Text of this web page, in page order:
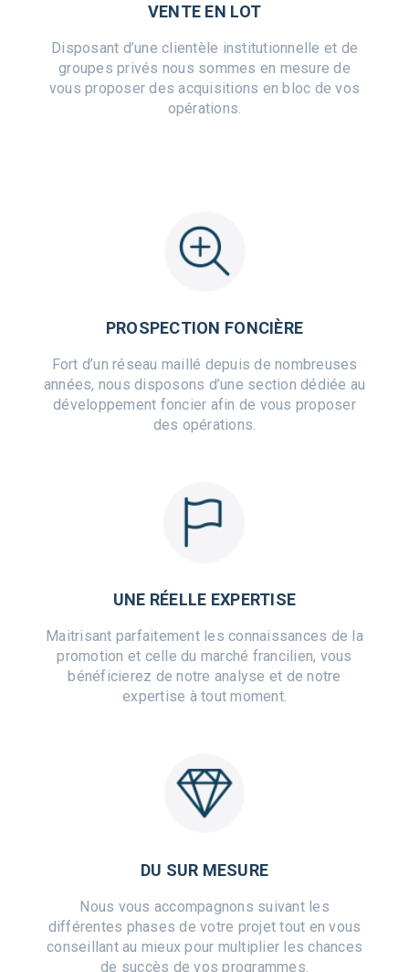
VENTE EN LOT
Disposant d’une clientèle institutionnelle et de
groupes privés nous sommes en mesure de
vous proposer des acquisitions en bloc de vos
opérations.
PROSPECTION FONCIÈRE
Fort d’un réseau maillé depuis de nombreuses
années, nous disposons d’une section dédiée au
développement foncier afin de vous proposer
des opérations.
UNE RÉELLE EXPERTISE
Maitrisant parfaitement les connaissances de la
promotion et celle du marché francilien, vous
bénéficierez de notre analyse et de notre
expertise à tout moment.
DU SUR MESURE
Nous vous accompagnons suivant les
différentes phases de votre projet tout en vous
conseillant au mieux pour multiplier les chances
de succès de vos programmes.